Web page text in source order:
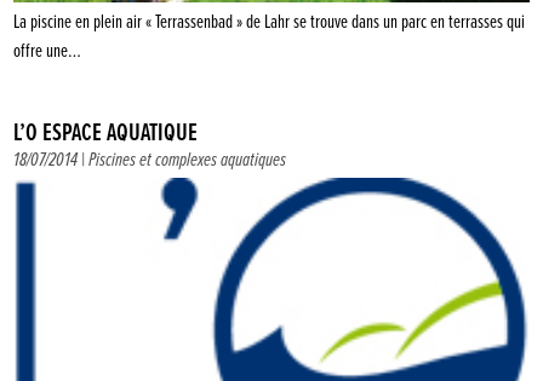
La piscine en plein air « Terrassenbad » de Lahr se trouve dans un parc en terrasses qui
offre une…
L’O ESPACE AQUATIQUE
18/07/2014 |Piscines et complexes aquatiques